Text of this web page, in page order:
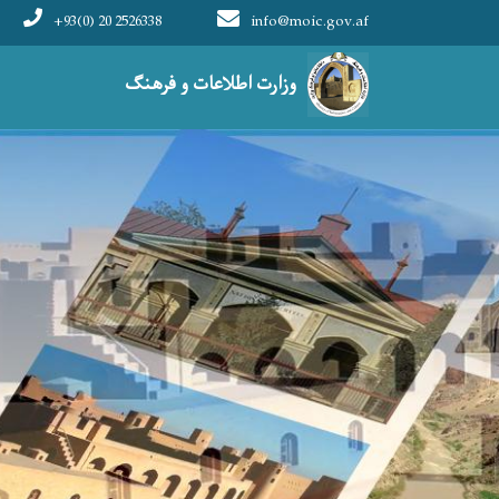
وزارت اطلاعات و فرهنگ
info@moic.gov.af
+93(0) 20 2526338
Main navigation